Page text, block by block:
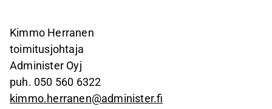
Kimmo Herranen
toimitusjohtaja
Administer Oyj
puh. 050 560 6322
kimmo.herranen@administer.fi